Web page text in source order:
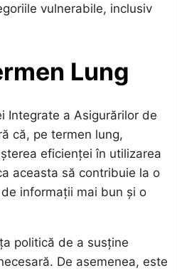
vulnerabile, inclusiv
Lung
Integrate a Asigurărilor de
că, pe termen lung,
eficienței în utilizarea
aceasta să contribuie la o
informații mai bun și o
politică de a susține
De asemenea, este